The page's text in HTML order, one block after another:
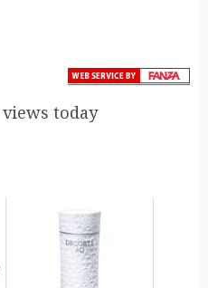
today